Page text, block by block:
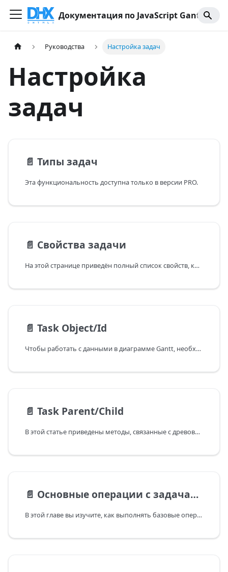
Документация по JavaScript Gantt
Руководства Настройка задач
Настройка
задач
📄️ Типы задач
Эта функциональность доступна только в версии PRO.
📄️ Свойства задачи
На этой странице приведён полный список свойств, которые может включать объект задачи.
📄️ Task Object/Id
Чтобы работать с данными в диаграмме Gantt, необходимо знать, как получить объект или id элемента данных. Во‑первых, большинство методов принимают объект данных/id в качестве параметра.
📄️ Task Parent/Child
В этой статье приведены методы, связанные с древовидной структурой задач на диаграмме Ганта.
📄️ Основные операции с задачами
В этой главе вы изучите, как выполнять базовые операции с задачами: создавать или удалять задачу и динамически обновлять её свойство.